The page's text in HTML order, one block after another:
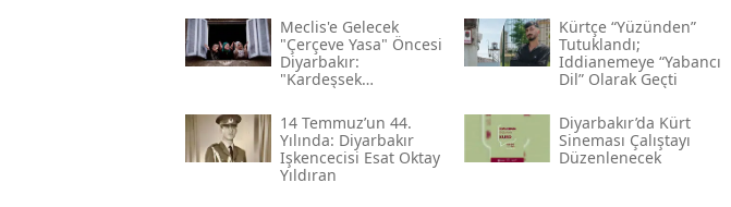
Meclis'e Gelecek
"çerçeve Yasa" Öncesi
Diyarbakır:
"kardeşsek
Kürtçe “yüzünden”
Tutuklandı;
Iddianemeye “yabancı
Dil” Olarak Geçti
14 Temmuz’un 44.
Yılında: Diyarbakır
Işkencecisi Esat Oktay
Yıldıran
Diyarbakır’da Kürt
Sineması Çalıştayı
Düzenlenecek